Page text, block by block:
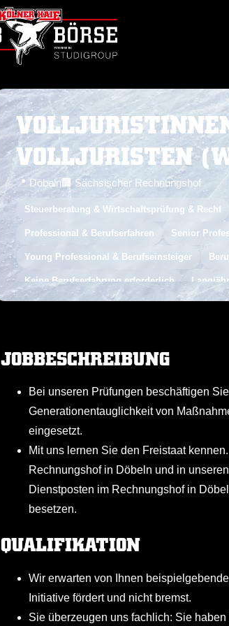
VOLLJURISTEN
📍 Döbeln 🏢 Sächsischer Rechnungshof
Steuerberatung & Wirtschaftsprüfung & Recht
Professional & Berufserfahren Senior
Young Professional & Berufseinsteiger
Keine Berufserfahrung erforderlich
JOBBESCHREIBUNG
Bei unseren Prüfungen beschäftigen
Generationentauglichkeit von
eingesetzt.
Mit uns lernen Sie den Freistaat
Rechnungshof in Döbeln und in
Dienstposten im Rechnungshof in
besetzen.
QUALIFIKATION
Wir erwarten von Ihnen
Initiative fördert und nicht bremst.
Sie überzeugen uns fachlich: Sie